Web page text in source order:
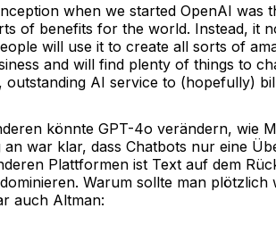
when we started OpenAI was
of benefits for the world. Instead, it
will use it to create all sorts of
and will find plenty of things to
outstanding AI service to (hopefully)
könnte GPT-4o verändern, wie
an war klar, dass Chatbots nur eine
Plattformen ist Text auf dem
Warum sollte man
auch Altman: